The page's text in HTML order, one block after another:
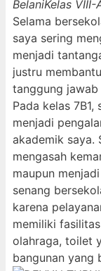
BelaniKelas VIII-
Selama
saya sering
menjadi
justru
tanggung
Pada kelas
menjadi
akademik saya.
mengasah
maupun
senang
karena
memiliki
olahraga, toilet
bangunan yang